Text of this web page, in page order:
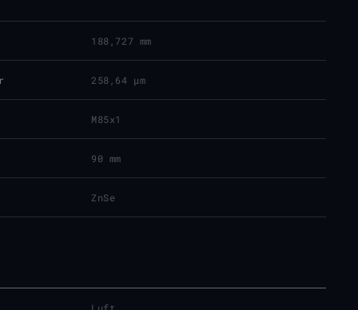
188,727 mm
258,64 μm
M85x1
90 mm
ZnSe
Luft